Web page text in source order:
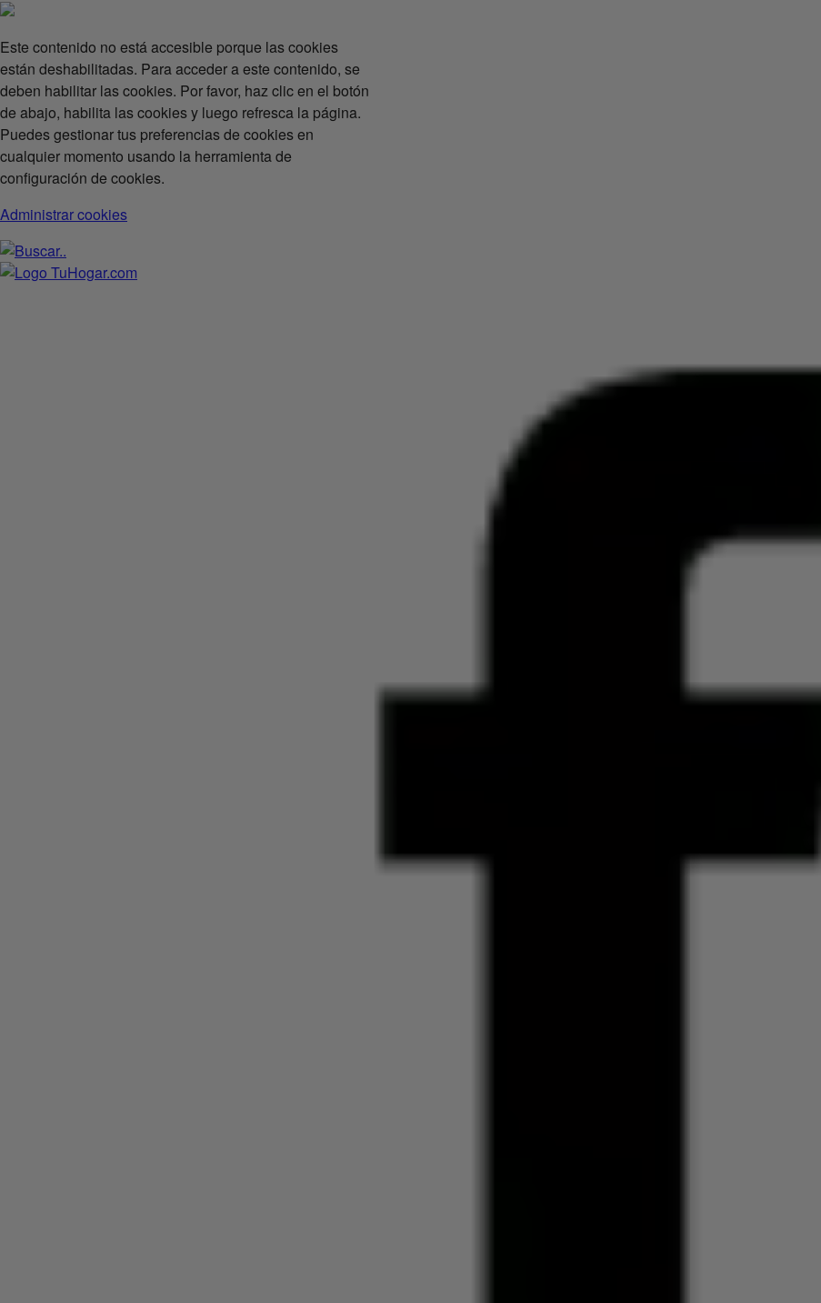
Este contenido no está accesible porque las cookies
están deshabilitadas. Para acceder a este contenido, se
deben habilitar las cookies. Por favor, haz clic en el botón
de abajo, habilita las cookies y luego refresca la página.
Puedes gestionar tus preferencias de cookies en
cualquier momento usando la herramienta de
configuración de cookies.
Administrar cookies